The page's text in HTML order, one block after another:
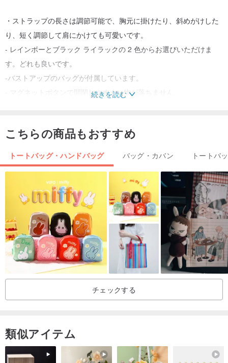
・ストラップの長さは調節可能で、胸元に掛けたり、斜めがけした
り、短く調節して肩にかけても可愛いです。
- レインボーとブラック ライラックの 2 色からお選びいただけま
す。どれも良いです。
-バストアップのバッグが付属しています。
- マグネットボタンで開閉しやすく、物が落ちません。
たと言えます。
続きを読む
こちらの商品もおすすめ
トートバッグ・ハンドバッグ バッグ・カバン トートバ
チェックする
類似アイテム